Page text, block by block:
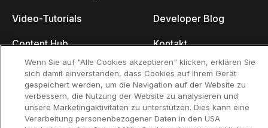
Video-Tutorials
Content Hub
Webinare
Developer Blog
Kontakt
Datenschutzerklär
Kontaktinformationen und rechtlicher
Wenn Sie auf "Alle Cookies akzeptieren" klicken, erklären Sie
sich damit einverstanden, dass Cookies auf Ihrem Gerät
gespeichert werden, um die Navigation auf der Website zu
verbessern, die Nutzung der Website zu analysieren und
unsere Marketingaktivitäten zu unterstützen. Dies kann eine
Verarbeitung personenbezogener Daten in den USA